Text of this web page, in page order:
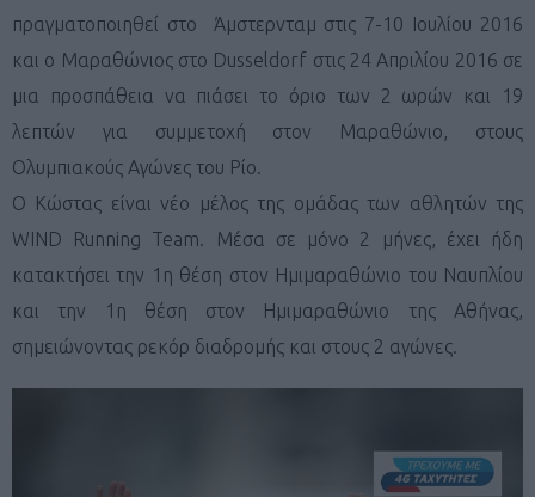
πραγματοποιηθεί στο Άμστερνταμ στις 7-10 Ιουλίου 2016
και ο Μαραθώνιος στο Dusseldorf στις 24 Απριλίου 2016 σε
μια προσπάθεια να πιάσει το όριο των 2 ωρών και 19
λεπτών για συμμετοχή στον Μαραθώνιο, στους
Ολυμπιακούς Αγώνες του Ρίο.
Ο Κώστας είναι νέο μέλος της ομάδας των αθλητών της
WIND Running Team. Μέσα σε μόνο 2 μήνες, έχει ήδη
κατακτήσει την 1η θέση στον Ημιμαραθώνιο του Ναυπλίου
και την 1η θέση στον Ημιμαραθώνιο της Αθήνας,
σημειώνοντας ρεκόρ διαδρομής και στους 2 αγώνες.